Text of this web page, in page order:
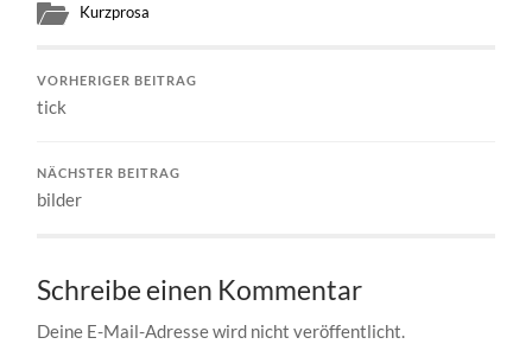
Kurzprosa
VORHERIGER BEITRAG
tick
NÄCHSTER BEITRAG
bilder
Schreibe einen Kommentar
Deine E-Mail-Adresse wird nicht veröffentlicht.